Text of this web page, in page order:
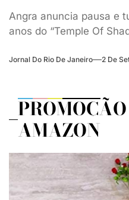
Angra anuncia pausa e
anos do “Temple Of
Jornal Do Rio De Janeiro 2 De
AMAZON